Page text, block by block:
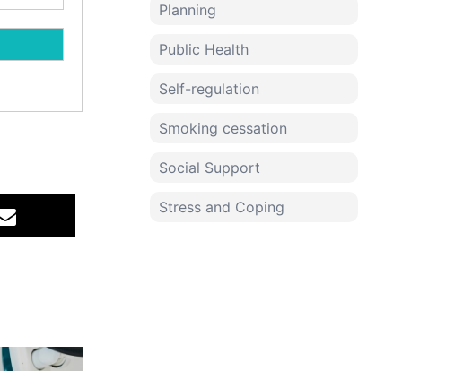
Planning
Public Health
Self-regulation
Smoking cessation
Social Support
Stress and Coping